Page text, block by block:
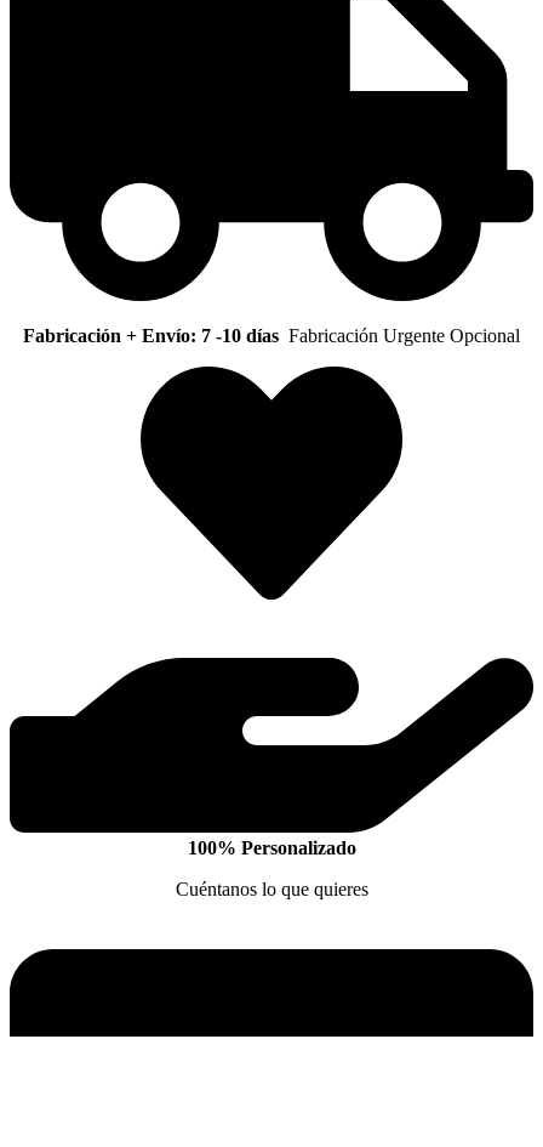
Fabricación + Envío: 7 -10 días Fabricación Urgente Opcional
100% Personalizado
Cuéntanos lo que quieres